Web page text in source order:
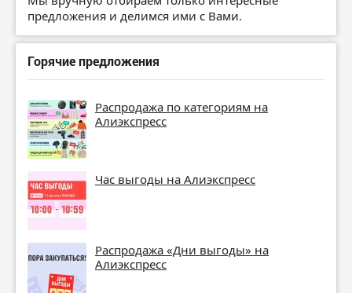
предложения и делимся ими с Вами.
Горячие предложения
Распродажа по категориям на
Алиэкспресс
Час выгоды на Алиэкспресс
Распродажа «Дни выгоды» на
Алиэкспресс